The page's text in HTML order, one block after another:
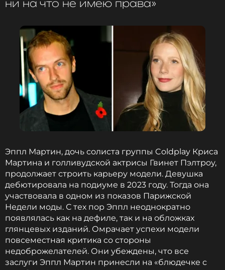
ни на что не имею права»
Эппл Мартин, дочь солиста группы Coldplay Криса
Мартина и голливудской актрисы Гвинет Пэлтроу,
продолжает строить карьеру модели. Девушка
дебютировала на подиуме в 2023 году. Тогда она
участвовала в одном из показов Парижской
Недели моды. С тех пор Эппл неоднократно
появлялась как на дефиле, так и на обложках
глянцевых изданий. Омрачает успехи модели
повсеместная критика со стороны
недоброжелателей. Они убеждены, что все
заслуги Эппл Мартин принесли на «блюдечке с